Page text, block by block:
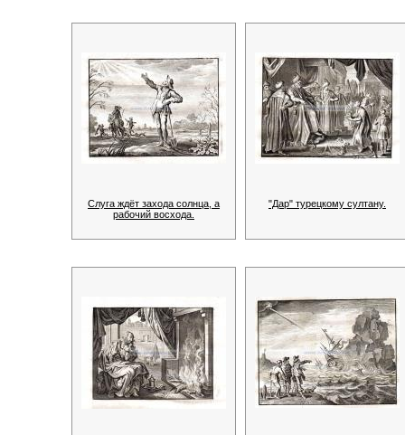
Слуга ждёт захода солнца, а
рабочий восхода.
"Дар" турецкому султану.